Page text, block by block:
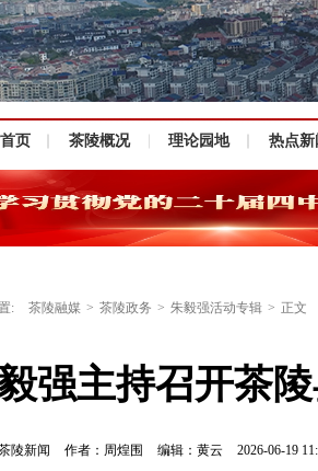
页 茶陵概况 理论园地 热点新
: 茶陵融媒 > 茶陵政务 > 朱毅强活动专辑 > 正文
强主持召开茶
陵新闻 作者：周煌围 编辑：黄云 2026-06-19